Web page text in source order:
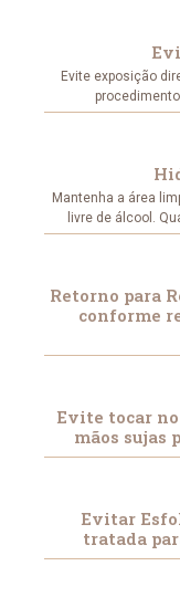
Evite exposição
Mantenha a área
livre de álcool.
Retorno para
conforme
Evite tocar
mãos sujas
Evitar
tratada